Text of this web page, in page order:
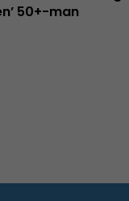
50+-man